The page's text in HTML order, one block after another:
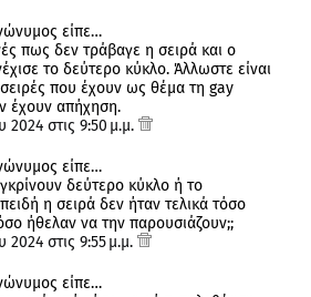
είπε…
πως δεν τράβαγε η σειρά και ο
το δεύτερο κύκλο. Άλλωστε είναι
που έχουν ως θέμα τη gay
έχουν απήχηση.
2024 στις 9:50 μ.μ.
είπε…
δεύτερο κύκλο ή το
η σειρά δεν ήταν τελικά τόσο
ήθελαν να την παρουσιάζουν;;
2024 στις 9:55 μ.μ.
είπε…